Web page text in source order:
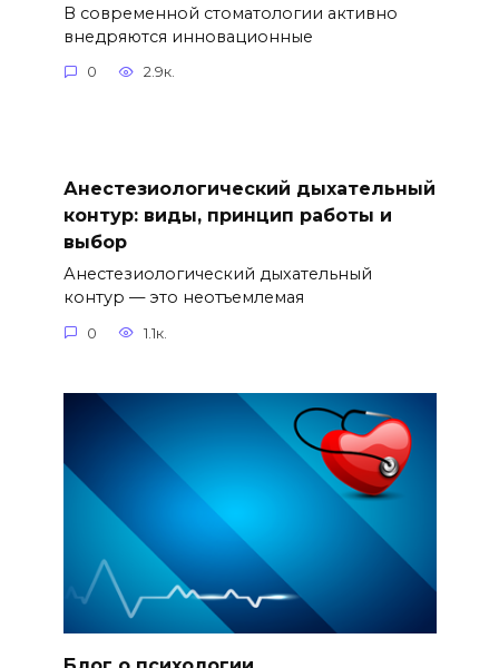
В современной стоматологии активно
внедряются инновационные
0 2.9к.
Анестезиологический дыхательный
контур: виды, принцип работы и
выбор
Анестезиологический дыхательный
контур — это неотъемлемая
0 1.1к.